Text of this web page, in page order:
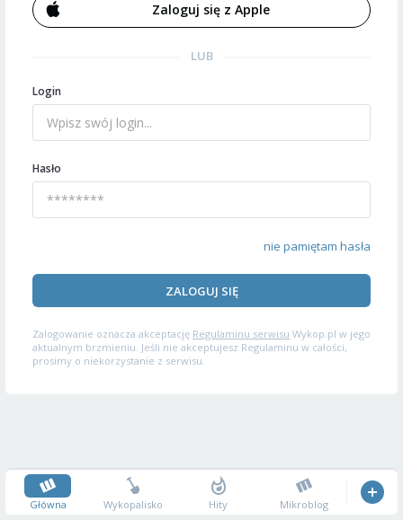
Zaloguj się z Apple
LUB
Login
Hasło
nie pamiętam hasła
ZALOGUJ SIĘ
Zalogowanie oznacza akceptację Regulaminu serwisu Wykop.pl w jego
aktualnym brzmieniu. Jeśli nie akceptujesz Regulaminu w całości,
prosimy o niekorzystanie z serwisu.
Główna Wykopalisko Hity Mikroblog